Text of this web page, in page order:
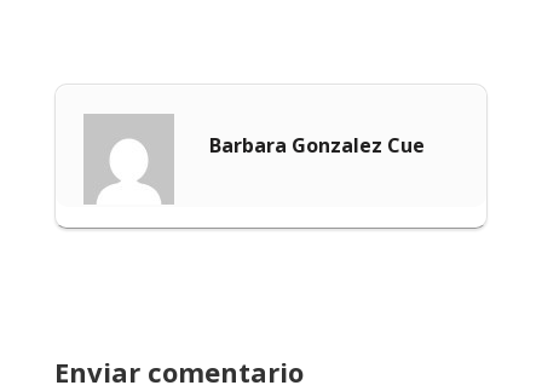
Barbara Gonzalez Cue
Enviar comentario